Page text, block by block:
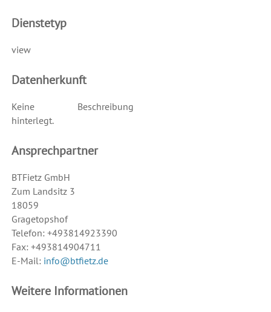
Dienstetyp
view
Datenherkunft
Keine Beschreibung
hinterlegt.
Ansprechpartner
BTFietz GmbH
Zum Landsitz 3
18059
Gragetopshof
Telefon: +493814923390
Fax: +493814904711
E-Mail: info@btfietz.de
Weitere Informationen